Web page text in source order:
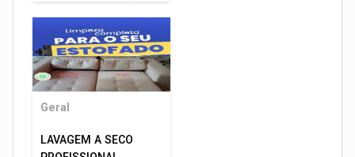
Geral
LAVAGEM A SECO